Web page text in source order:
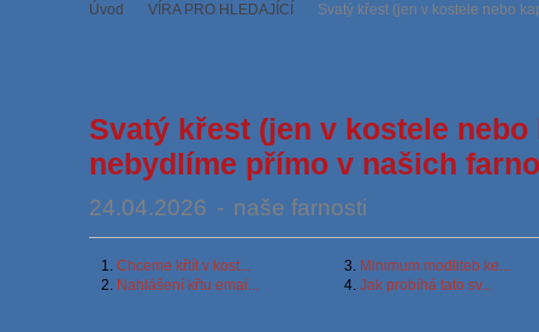
Úvod VÍRA PRO HLEDAJÍCÍ Svatý křest (jen v kostele nebo
Svatý křest (jen v kostele nebo
nebydlíme přímo v našich
24.04.2026 - naše farnosti
1. Chceme křtít v kost...
2. Nahlášení křtu emai...
3. Minimum modliteb ke...
4.Jak probíhá tato sv...